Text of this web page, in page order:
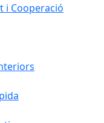
i Cooperació